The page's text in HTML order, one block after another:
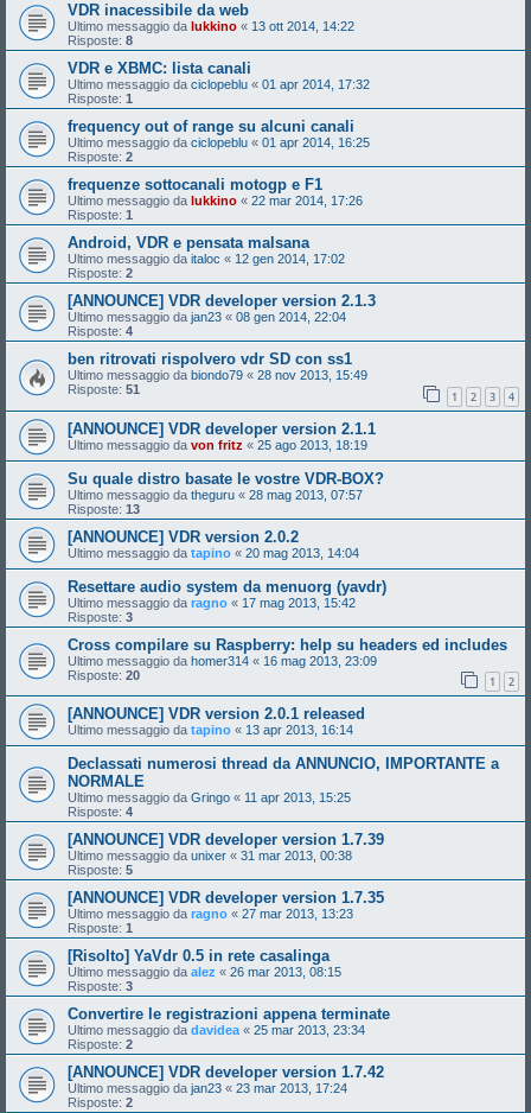
VDR inacessibile da web
Ultimo messaggio da lukkino « 13 ott 2014, 14:22
Risposte: 8
VDR e XBMC: lista canali
Ultimo messaggio da ciclopeblu « 01 apr 2014, 17:32
Risposte: 1
frequency out of range su alcuni canali
Ultimo messaggio da ciclopeblu « 01 apr 2014, 16:25
Risposte: 2
frequenze sottocanali motogp e F1
Ultimo messaggio da lukkino « 22 mar 2014, 17:26
Risposte: 1
Android, VDR e pensata malsana
Ultimo messaggio da italoc « 12 gen 2014, 17:02
Risposte: 2
[ANNOUNCE] VDR developer version 2.1.3
Ultimo messaggio da jan23 « 08 gen 2014, 22:04
Risposte: 4
ben ritrovati rispolvero vdr SD con ss1
Ultimo messaggio da biondo79 « 28 nov 2013, 15:49
Risposte: 51 1 2 3 4
[ANNOUNCE] VDR developer version 2.1.1
Ultimo messaggio da von fritz « 25 ago 2013, 18:19
Su quale distro basate le vostre VDR-BOX?
Ultimo messaggio da theguru « 28 mag 2013, 07:57
Risposte: 13
[ANNOUNCE] VDR version 2.0.2
Ultimo messaggio da tapino « 20 mag 2013, 14:04
Resettare audio system da menuorg (yavdr)
Ultimo messaggio da ragno « 17 mag 2013, 15:42
Risposte: 3
Cross compilare su Raspberry: help su headers ed includes
Ultimo messaggio da homer314 « 16 mag 2013, 23:09
Risposte: 20 1 2
[ANNOUNCE] VDR version 2.0.1 released
Ultimo messaggio da tapino « 13 apr 2013, 16:14
Declassati numerosi thread da ANNUNCIO, IMPORTANTE a
NORMALE
Ultimo messaggio da Gringo « 11 apr 2013, 15:25
Risposte: 4
[ANNOUNCE] VDR developer version 1.7.39
Ultimo messaggio da unixer « 31 mar 2013, 00:38
Risposte: 5
[ANNOUNCE] VDR developer version 1.7.35
Ultimo messaggio da ragno « 27 mar 2013, 13:23
Risposte: 1
[Risolto] YaVdr 0.5 in rete casalinga
Ultimo messaggio da alez « 26 mar 2013, 08:15
Risposte: 3
Convertire le registrazioni appena terminate
Ultimo messaggio da davidea« 25 mar 2013, 23:34
Risposte: 2
[ANNOUNCE] VDR developer version 1.7.42
Ultimo messaggio da jan23 « 23 mar 2013, 17:24
Risposte: 2